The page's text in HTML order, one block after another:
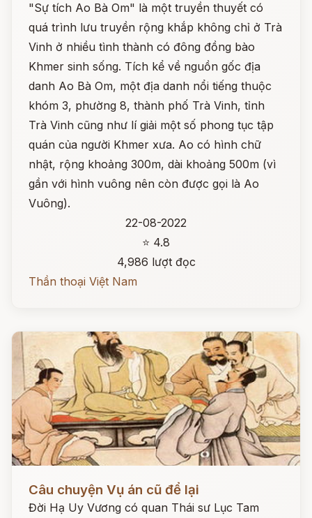
"Sự tích Ao Bà Om" là một truyền thuyết có
quá trình lưu truyền rộng khắp không chỉ ở Trà
Vinh ở nhiều tình thành có đông đồng bào
Khmer sinh sống. Tích kể về nguồn gốc địa
danh Ao Bà Om, một địa danh nổi tiếng thuộc
khóm 3, phường 8, thành phố Trà Vinh, tỉnh
Trà Vinh cũng như lí giải một số phong tục tập
quán của người Khmer xưa. Ao có hình chữ
nhật, rộng khoảng 300m, dài khoảng 500m (vì
gần với hình vuông nên còn được gọi là Ao
Vuông).
22-08-2022
⭐ 4.8
4,986 lượt đọc
Thần thoại Việt Nam
Câu chuyện Vụ án cũ để lại
Đời Hạ Uy Vương có quan Thái sư Lục Tam